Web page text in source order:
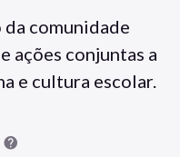
comunidade
ações conjuntas a
e cultura escolar.
help